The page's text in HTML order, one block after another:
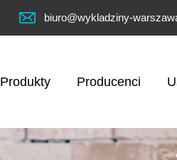
biuro@wykladziny-
Produkty Producenci